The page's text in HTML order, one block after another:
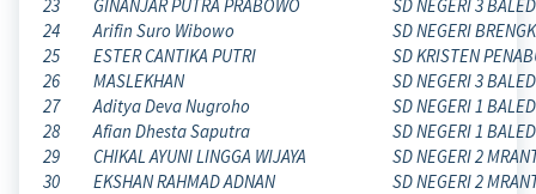
23
GINANJAR PUTRA PRABOWO
SD NEGERI 3
24
Arifin Suro Wibowo
SD NEGERI
25
ESTER CANTIKA PUTRI
SD KRISTEN
26
MASLEKHAN
SD NEGERI 3
27
Aditya Deva Nugroho
SD NEGERI 1
28
Afian Dhesta Saputra
SD NEGERI 1
29
CHIKAL AYUNI LINGGA WIJAYA
SD NEGERI 2
30
EKSHAN RAHMAD ADNAN
SD NEGERI 2